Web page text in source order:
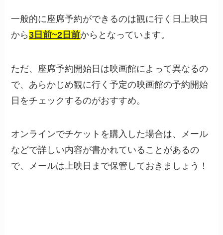
一般的に座席予約ができるのは観に行く日上映日
から3日前~2日前からとなっています。
ただ、座席予約開始日は映画館によって異なるの
で、あらかじめ観に行く予定の映画館の予約開始
日をチェックするのがおすすめ。
オンラインでチケットを購入した場合は、メール
などで詳しい内容が書かれていることがあるの
で、メールは上映日まで保管しておきましょう！